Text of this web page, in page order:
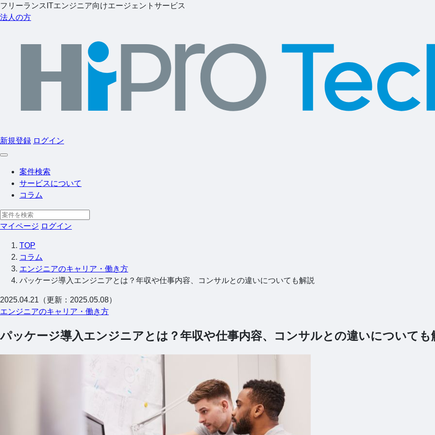
フリーランスITエンジニア向けエージェントサービス
法人の方
新規登録 ログイン
案件検索
サービスについて
コラム
マイページ ログイン
TOP
コラム
エンジニアのキャリア・働き方
パッケージ導入エンジニアとは？年収や仕事内容、コンサルとの違いについても解説
2025.04.21（更新：2025.05.08）
エンジニアのキャリア・働き方
パッケージ導入エンジニアとは？年収や仕事内容、コンサルとの違いについても